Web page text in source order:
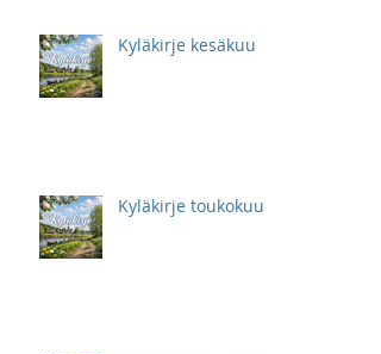
Kyläkirje kesäkuu
Kyläkirje toukokuu